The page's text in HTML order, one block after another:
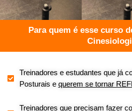
Para quem é esse curso
Treinadores e estudantes que já
Posturais e querem se tornar
Treinadores que precisam fazer